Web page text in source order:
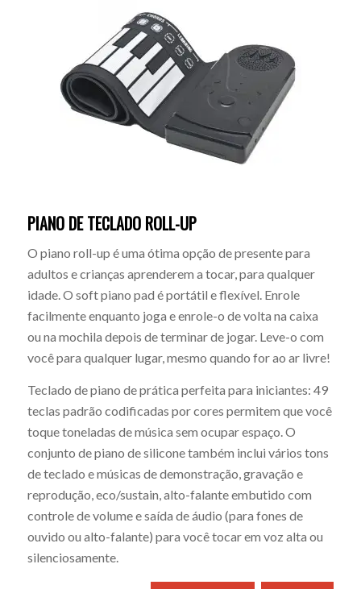
PIANO DE TECLADO ROLL-UP
O piano roll-up é uma ótima opção de presente para
adultos e crianças aprenderem a tocar, para qualquer
idade. O soft piano pad é portátil e flexível. Enrole
facilmente enquanto joga e enrole-o de volta na caixa
ou na mochila depois de terminar de jogar. Leve-o com
você para qualquer lugar, mesmo quando for ao ar livre!
Teclado de piano de prática perfeita para iniciantes: 49
teclas padrão codificadas por cores permitem que você
toque toneladas de música sem ocupar espaço. O
conjunto de piano de silicone também inclui vários tons
de teclado e músicas de demonstração, gravação e
reprodução, eco/sustain, alto-falante embutido com
controle de volume e saída de áudio (para fones de
ouvido ou alto-falante) para você tocar em voz alta ou
silenciosamente.